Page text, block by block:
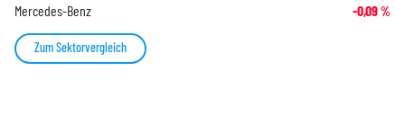
Mercedes-Benz -0,09%
Zum Sektorvergleich